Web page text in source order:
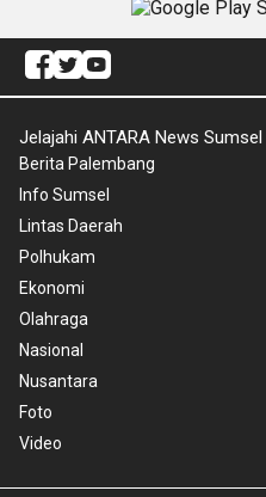
Jelajahi ANTARA News Sumsel
Berita Palembang
Info Sumsel
Lintas Daerah
Polhukam
Ekonomi
Olahraga
Nasional
Nusantara
Foto
Video